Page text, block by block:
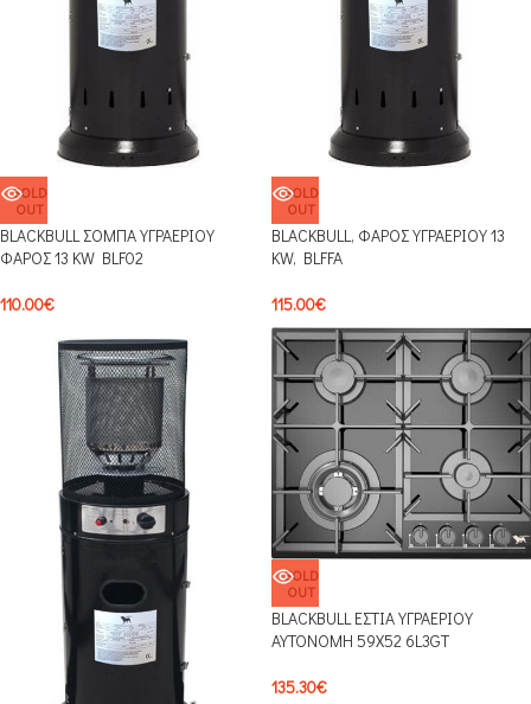
SOLD
OUT
BLACKBULL ΣΟΜΠΑ ΥΓΡΑΕΡΙΟΥ
ΦΑΡΟΣ 13 KW BLF02
110.00€
SOLD
OUT
BLACKBULL, ΦΑΡΟΣ ΥΓΡΑΕΡΙΟΥ 13
KW, BLFFA
115.00€
SOLD
OUT
BLACKBULL ΕΣΤΙΑ ΥΓΡΑΕΡΙΟΥ
ΑΥΤΟΝΟΜΗ 59Χ52 6L3GT
135.30€